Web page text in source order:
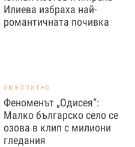
Илиева избраха най-
романтичната почивка
ЛЮБОПИТНО
Феноменът „Одисея“:
Малко българско село се
озова в клип с милиони
гледания